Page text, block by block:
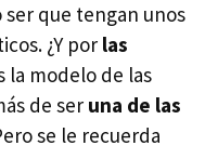
ser que tengan unos
¿Y por las
la modelo de las
de ser una de las
se le recuerda